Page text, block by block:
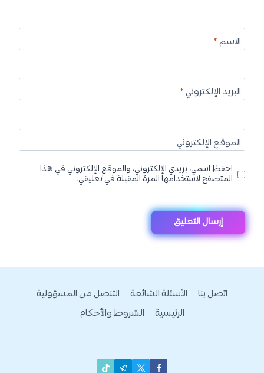
الاسم*
البريد الإلكتروني*
الموقع الإلكتروني
احفظ اسمي، بريدي الإلكتروني، والموقع الإلكتروني في هذا
المتصفح لاستخدامها المرة المقبلة في تعليقي.
اتصل بنا الأسئلة الشائعة
التنصل من المسؤولية
الرئيسية
الشروط والأحكام